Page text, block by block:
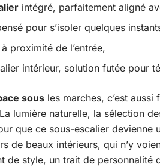
intégré, parfaitement aligné
pour s’isoler quelques
proximité de l’entrée,
intérieur, solution futée pour
sous les marches, c’est
lumière naturelle, la sélection
que ce sous-escalier devienne
de beaux intérieurs, qui n’y
de style, un trait de personnalité